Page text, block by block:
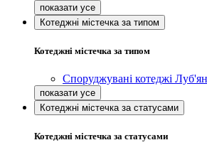
Котеджні містечка за типом
Котеджні містечка за типом
Споруджувані котеджі
Котеджні містечка за статусами
Котеджні містечка за статусами